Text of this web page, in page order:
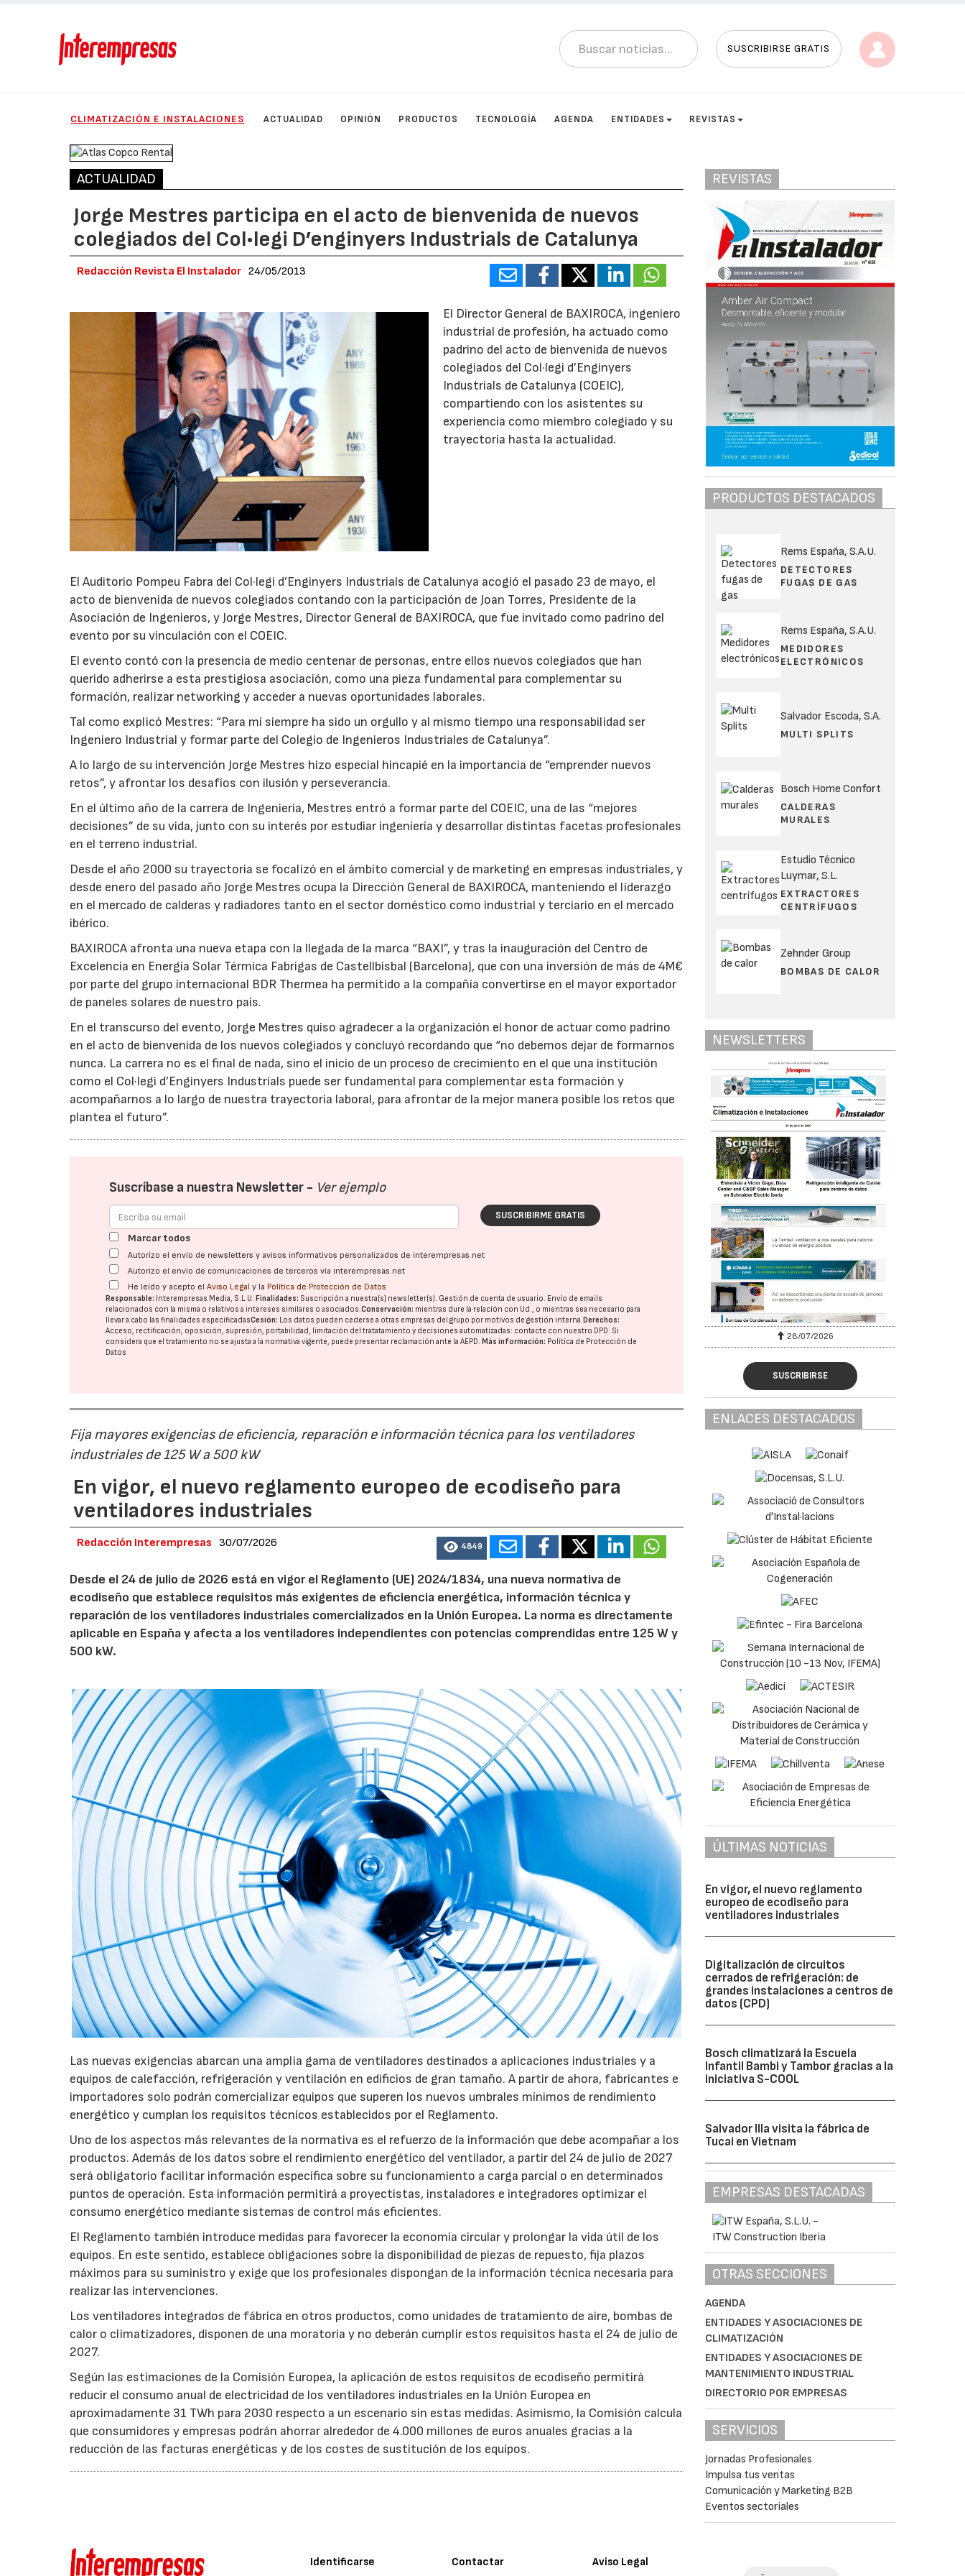
SUSCRIBIRSE GRATIS
CLIMATIZACIÓN E INSTALACIONES ACTUALIDAD OPINIÓN PRODUCTOS TECNOLOGÍA AGENDA ENTIDADES REVISTAS
ACTUALIDAD
Jorge Mestres participa en el acto de bienvenida de nuevos
colegiados del Col•legi D’enginyers Industrials de Catalunya
Redacción Revista El Instalador 24/05/2013
El Director General de BAXIROCA, ingeniero
industrial de profesión, ha actuado como
padrino del acto de bienvenida de nuevos
colegiados del Col·legi d’Enginyers
Industrials de Catalunya (COEIC),
compartiendo con los asistentes su
experiencia como miembro colegiado y su
trayectoria hasta la actualidad.
El Auditorio Pompeu Fabra del Col·legi d’Enginyers Industrials de Catalunya acogió el pasado 23 de mayo, el
acto de bienvenida de nuevos colegiados contando con la participación de Joan Torres, Presidente de la
Asociación de Ingenieros, y Jorge Mestres, Director General de BAXIROCA, que fue invitado como padrino del
evento por su vinculación con el COEIC.
El evento contó con la presencia de medio centenar de personas, entre ellos nuevos colegiados que han
querido adherirse a esta prestigiosa asociación, como una pieza fundamental para complementar su
formación, realizar networking y acceder a nuevas oportunidades laborales.
Tal como explicó Mestres: “Para mí siempre ha sido un orgullo y al mismo tiempo una responsabilidad ser
Ingeniero Industrial y formar parte del Colegio de Ingenieros Industriales de Catalunya”.
A lo largo de su intervención Jorge Mestres hizo especial hincapié en la importancia de “emprender nuevos
retos”, y afrontar los desafíos con ilusión y perseverancia.
En el último año de la carrera de Ingeniería, Mestres entró a formar parte del COEIC, una de las “mejores
decisiones” de su vida, junto con su interés por estudiar ingeniería y desarrollar distintas facetas profesionales
en el terreno industrial.
Desde el año 2000 su trayectoria se focalizó en el ámbito comercial y de marketing en empresas industriales, y
desde enero del pasado año Jorge Mestres ocupa la Dirección General de BAXIROCA, manteniendo el liderazgo
en el mercado de calderas y radiadores tanto en el sector doméstico como industrial y terciario en el mercado
ibérico.
BAXIROCA afronta una nueva etapa con la llegada de la marca “BAXI”, y tras la inauguración del Centro de
Excelencia en Energía Solar Térmica Fabrigas de Castellbisbal (Barcelona), que con una inversión de más de 4M€
por parte del grupo internacional BDR Thermea ha permitido a la compañía convertirse en el mayor exportador
de paneles solares de nuestro país.
En el transcurso del evento, Jorge Mestres quiso agradecer a la organización el honor de actuar como padrino
en el acto de bienvenida de los nuevos colegiados y concluyó recordando que “no debemos dejar de formarnos
nunca. La carrera no es el final de nada, sino el inicio de un proceso de crecimiento en el que una institución
como el Col·legi d’Enginyers Industrials puede ser fundamental para complementar esta formación y
acompañarnos a lo largo de nuestra trayectoria laboral, para afrontar de la mejor manera posible los retos que
plantea el futuro”.
Suscríbase a nuestra Newsletter - Ver ejemplo
SUSCRIBIRME GRATIS
Marcar todos
Autorizo el envío de newsletters y avisos informativos personalizados de interempresas.net
Autorizo el envío de comunicaciones de terceros vía interempresas.net
He leído y acepto elAviso Legal y la Política de Protección de Datos
Responsable: Interempresas Media, S.L.U. Finalidades: Suscripción a nuestra(s) newsletter(s). Gestión de cuenta de usuario. Envío de emails
relacionados con la misma o relativos a intereses similares o asociados.Conservación: mientras dure la relación con Ud., o mientras sea necesario para
llevar a cabo las finalidades especificadasCesión: Los datos pueden cederse a otras empresas del grupo por motivos de gestión interna. Derechos:
Acceso, rectificación, oposición, supresión, portabilidad, limitación del tratatamiento y decisiones automatizadas: contacte con nuestro DPD. Si
considera que el tratamiento no se ajusta a la normativa vigente, puede presentar reclamación ante laAEPD. Más información: Política de Protección de
Datos
Fija mayores exigencias de eficiencia, reparación e información técnica para los ventiladores
industriales de 125 W a 500 kW
En vigor, el nuevo reglamento europeo de ecodiseño para
ventiladores industriales
Redacción Interempresas 30/07/2026 4849
Desde el 24 de julio de 2026 está en vigor el Reglamento (UE) 2024/1834, una nueva normativa de
ecodiseño que establece requisitos más exigentes de eficiencia energética, información técnica y
reparación de los ventiladores industriales comercializados en la Unión Europea. La norma es directamente
aplicable en España y afecta a los ventiladores independientes con potencias comprendidas entre 125 W y
500 kW.
Las nuevas exigencias abarcan una amplia gama de ventiladores destinados a aplicaciones industriales y a
equipos de calefacción, refrigeración y ventilación en edificios de gran tamaño. A partir de ahora, fabricantes e
importadores solo podrán comercializar equipos que superen los nuevos umbrales mínimos de rendimiento
energético y cumplan los requisitos técnicos establecidos por el Reglamento.
Uno de los aspectos más relevantes de la normativa es el refuerzo de la información que debe acompañar a los
productos. Además de los datos sobre el rendimiento energético del ventilador, a partir del 24 de julio de 2027
será obligatorio facilitar información específica sobre su funcionamiento a carga parcial o en determinados
puntos de operación. Esta información permitirá a proyectistas, instaladores e integradores optimizar el
consumo energético mediante sistemas de control más eficientes.
El Reglamento también introduce medidas para favorecer la economía circular y prolongar la vida útil de los
equipos. En este sentido, establece obligaciones sobre la disponibilidad de piezas de repuesto, fija plazos
máximos para su suministro y exige que los profesionales dispongan de la información técnica necesaria para
realizar las intervenciones.
Los ventiladores integrados de fábrica en otros productos, como unidades de tratamiento de aire, bombas de
calor o climatizadores, disponen de una moratoria y no deberán cumplir estos requisitos hasta el 24 de julio de
2027.
Según las estimaciones de la Comisión Europea, la aplicación de estos requisitos de ecodiseño permitirá
reducir el consumo anual de electricidad de los ventiladores industriales en la Unión Europea en
aproximadamente 31 TWh para 2030 respecto a un escenario sin estas medidas. Asimismo, la Comisión calcula
que consumidores y empresas podrán ahorrar alrededor de 4.000 millones de euros anuales gracias a la
reducción de las facturas energéticas y de los costes de sustitución de los equipos.
REVISTAS
PRODUCTOS DESTACADOS
Rems España, S.A.U.
DETECTORES
FUGAS DE GAS
Rems España, S.A.U.
MEDIDORES
ELECTRÓNICOS
Salvador Escoda, S.A.
MULTI SPLITS
Bosch Home Confort
CALDERAS
MURALES
Estudio Técnico
Luymar, S.L.
EXTRACTORES
CENTRÍFUGOS
Zehnder Group
BOMBAS DE CALOR
NEWSLETTERS
28/07/2026
30/07/2026 28/07/2026
SUSCRIBIRSE
ENLACES DESTACADOS
ÚLTIMAS NOTICIAS
En vigor, el nuevo reglamento
europeo de ecodiseño para
ventiladores industriales
Digitalización de circuitos
cerrados de refrigeración: de
grandes instalaciones a centros de
datos (CPD)
Bosch climatizará la Escuela
Infantil Bambi y Tambor gracias a la
iniciativa S-COOL
Salvador Illa visita la fábrica de
Tucai en Vietnam
EMPRESAS DESTACADAS
OTRAS SECCIONES
AGENDA
ENTIDADES Y ASOCIACIONES DE
CLIMATIZACIÓN
ENTIDADES Y ASOCIACIONES DE
MANTENIMIENTO INDUSTRIAL
DIRECTORIO POR EMPRESAS
SERVICIOS
Jornadas Profesionales
Impulsa tus ventas
Comunicación y Marketing B2B
Eventos sectoriales
Identificarse Contactar Aviso Legal